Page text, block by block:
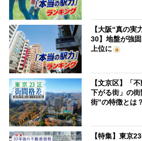
【大阪“真の実
30】地盤が強
上位に
【文京区】「
下がる街」の
街”の特徴とは？
【特集】東京